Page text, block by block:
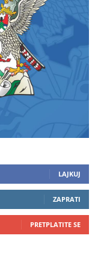
LAJKUJ
ZAPRATI
PRETPLATITE SE